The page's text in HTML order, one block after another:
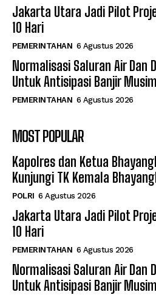
Jakarta Utara Jadi Pilot
10 Hari
PEMERINTAHAN 6 Agustus 2026
Normalisasi Saluran Air Dan
Untuk Antisipasi Banjir
PEMERINTAHAN 6 Agustus 2026
MOST POPULAR
Kapolres dan Ketua
Kunjungi TK Kemala
POLRI 6 Agustus 2026
Jakarta Utara Jadi Pilot
10 Hari
PEMERINTAHAN 6 Agustus 2026
Normalisasi Saluran Air Dan
Untuk Antisipasi Banjir